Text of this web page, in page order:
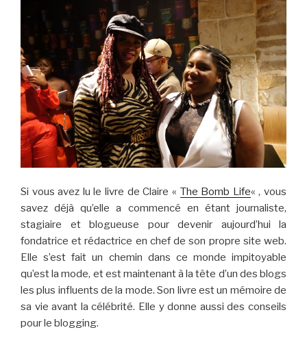
Si vous avez lu le livre de Claire « The Bomb Life« , vous
savez déjà qu’elle a commencé en étant journaliste,
stagiaire et blogueuse pour devenir aujourd’hui la
fondatrice et rédactrice en chef de son propre site web.
Elle s’est fait un chemin dans ce monde impitoyable
qu’est la mode, et est maintenant à la tête d’un des blogs
les plus influents de la mode. Son livre est un mémoire de
sa vie avant la célébrité. Elle y donne aussi des conseils
pour le blogging.